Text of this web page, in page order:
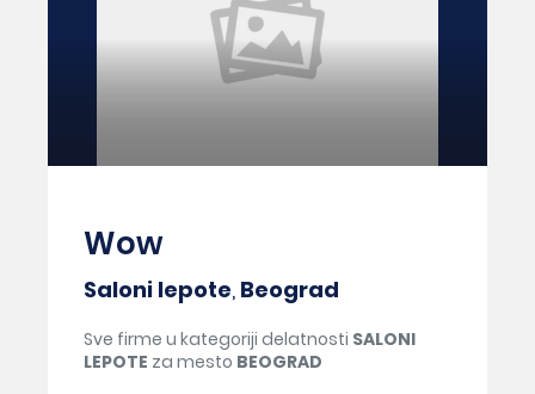
Wow
Saloni lepote, Beograd
Sve firme u kategoriji delatnosti SALONI
LEPOTE za mesto BEOGRAD